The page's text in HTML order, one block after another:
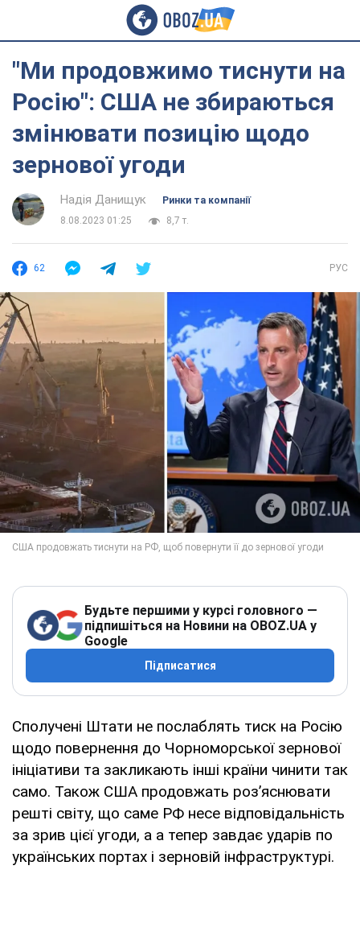
"Ми продовжимо тиснути на
Росію": США не збираються
змінювати позицію щодо
зернової угоди
Надія Данищук
Ринки та компанії
8.08.2023 01:25
8,7 т.
62 РУС
Будьте першими у курсі головного —
підпишіться на Новини на OBOZ.UA у
Google
Підписатися
Сполучені Штати не послаблять тиск на Росію
щодо повернення до Чорноморської зернової
ініціативи та закликають інші країни чинити так
само. Також США продовжать роз’яснювати
решті світу, що саме РФ несе відповідальність
за зрив цієї угоди, а а тепер завдає ударів по
українських портах і зерновій інфраструктурі.